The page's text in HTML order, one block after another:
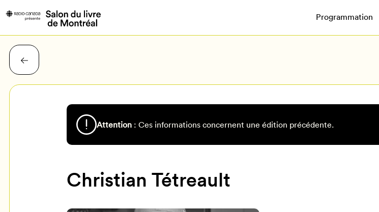
Programmation
Attention : Ces informations concernent une édition précédente.
Christian Tétreault